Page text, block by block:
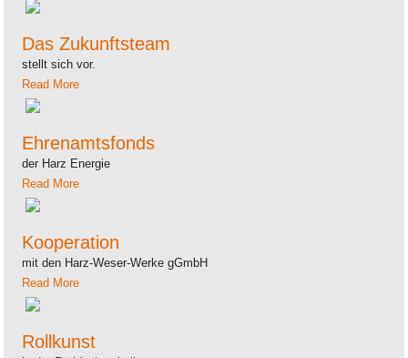
Das Zukunftsteam
stellt sich vor.
Read More
Ehrenamtsfonds
der Harz Energie
Read More
Kooperation
mit den Harz-Weser-Werke gGmbH
Read More
Rollkunst